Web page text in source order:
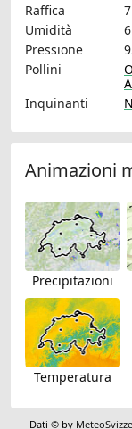
Raffica
Umidità
Pressione
Pollini
Inquinanti
Animazioni
Precipitazioni
Temperatura
Dati © by